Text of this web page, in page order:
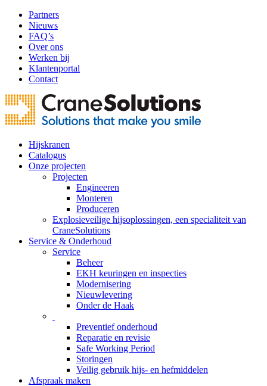
Partners
Nieuws
FAQ’s
Over ons
Werken bij
Klantenportal
Contact
Hijskranen
Catalogus
Onze projecten
Projecten
Engineeren
Monteren
Produceren
Explosieveilige hijsoplossingen, een specialiteit van
CraneSolutions
Service & Onderhoud
Service
Beheer
EKH keuringen en inspecties
Modernisering
Nieuwlevering
Onder de Haak
Preventief onderhoud
Reparatie en revisie
Safe Working Period
Storingen
Veilig gebruik hijs- en hefmiddelen
Afspraak maken